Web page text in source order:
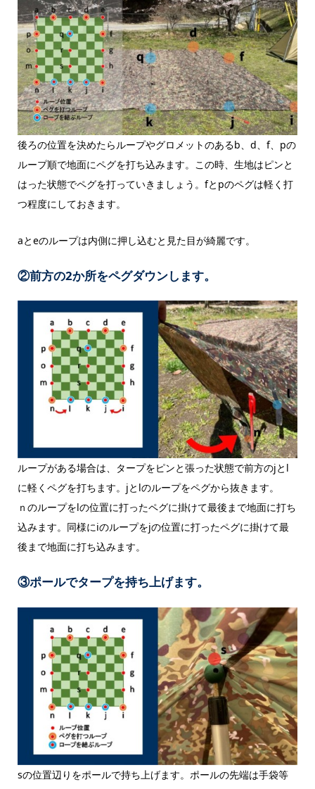
後ろの位置を決めたらループやグロメットのあるb、d、f、pの
ループ順で地面にペグを打ち込みます。この時、生地はピンと
はった状態でペグを打っていきましょう。fとpのペグは軽く打
つ程度にしておきます。
aとeのループは内側に押し込むと見た目が綺麗です。
②前方の2か所をペグダウンします。
ループがある場合は、タープをピンと張った状態で前方のjとl
に軽くペグを打ちます。jとlのループをペグから抜きます。
ｎのループをlの位置に打ったペグに掛けて最後まで地面に打ち
込みます。同様にiのループをjの位置に打ったペグに掛けて最
後まで地面に打ち込みます。
③ポールでタープを持ち上げます。
sの位置辺りをポールで持ち上げます。ポールの先端は手袋等